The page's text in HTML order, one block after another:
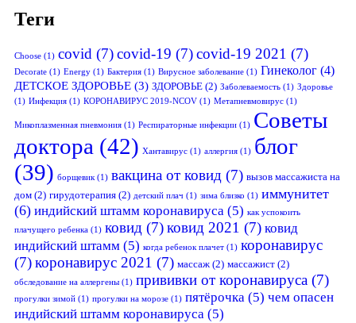
Теги
Choose (1) covid (7)covid-19 (7)covid-19 2021 (7)
Decorate (1) Energy (1) Бактерия (1) Вирусное заболевание (1) Гинеколог (4)
ДЕТСКОЕ ЗДОРОВЬЕ (3) ЗДОРОВЬЕ (2) Заболеваемость (1) Здоровье
(1) Инфекция (1) КОРОНАВИРУС 2019-NCOV (1) Метапневмовирус (1)
Микоплазменная пневмония (1) Респираторные инфекции (1) Советы
доктора (42) Хантавирус (1) аллергия (1) блог
(39) борщевик(1) вакцина от ковид (7) вызов массажиста на
дом (2) гирудотерапия (2) детский плач (1) зима близко (1) иммунитет
(6) индийский штамм коронавируса (5) как успокоить
плачущего ребенка (1) ковид (7)ковид 2021 (7) ковид
индийский штамм (5) когда ребенок плачет (1) коронавирус
(7)коронавирус 2021 (7) массаж (2) массажист (2)
обследование на аллергены (1) прививки от коронавируса (7)
прогулки зимой (1) прогулки на морозе (1) пятёрочка (5) чем опасен
индийский штамм коронавируса (5)